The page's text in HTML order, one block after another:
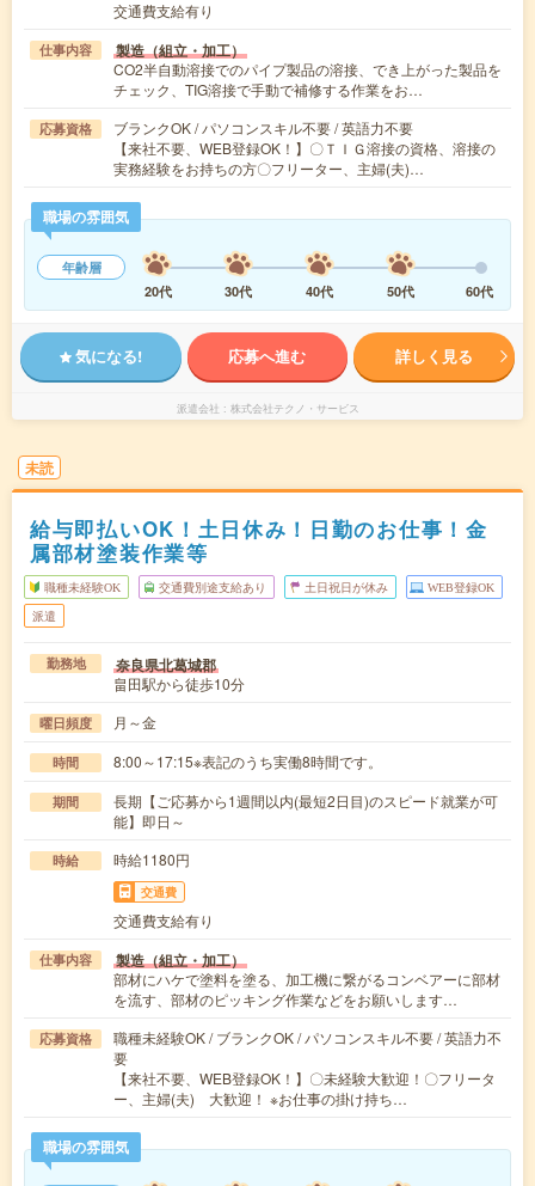
交通費支給有り
仕事内容 製造（組立・加工）
CO2半自動溶接でのパイプ製品の溶接、でき上がった製品を
チェック、TIG溶接で手動で補修する作業をお…
応募資格
ブランクOK / パソコンスキル不要 / 英語力不要
【来社不要、WEB登録OK！】〇ＴＩＧ溶接の資格、溶接の
実務経験をお持ちの方〇フリーター、主婦(夫)…
職場の雰囲気
年齢層
20代
30代 40代 50代 60代
気になる! 応募へ進む 詳しく見る
派遣会社 株式会社テクノ・サービス
未読
給与即払いOK！土日休み！日勤のお仕事！金
属部材塗装作業等
職種未経験OK 交通費別途支給あり 土日祝日が休み WEB登録OK
派遣
勤務地 奈良県北葛城郡
畠田駅から徒歩10分
曜日頻度 月～金
時間 8:00～17:15※表記のうち実働8時間です。
期間
長期【ご応募から1週間以内(最短2日目)のスピード就業が可
能】即日～
時給 時給1180円
交通費
交通費支給有り
仕事内容 製造（組立・加工）
部材にハケで塗料を塗る、加工機に繋がるコンベアーに部材
を流す、部材のピッキング作業などをお願いします…
応募資格
職種未経験OK / ブランクOK / パソコンスキル不要 / 英語力不
要
【来社不要、WEB登録OK！】〇未経験大歓迎！〇フリータ
ー、主婦(夫) 大歓迎！ ※お仕事の掛け持ち…
職場の雰囲気